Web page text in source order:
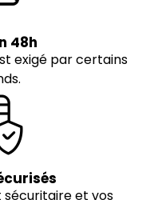
48h
exigé par certains
sécuritaire et vos